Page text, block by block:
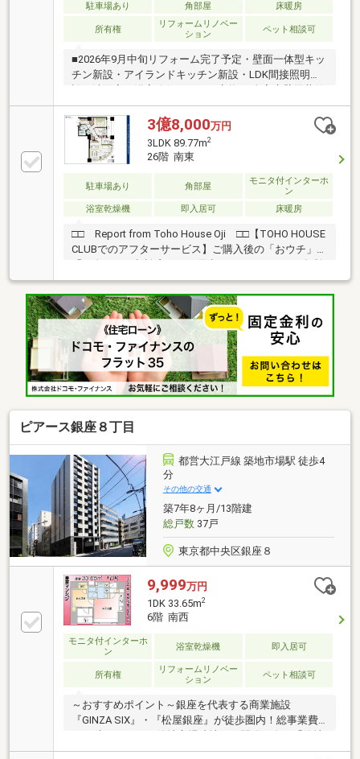
駐車場あり 角部屋 床暖房
所有権
リフォームリノベー
ション
ペット相談可
■2026年9月中旬リフォーム完了予定・壁面一体型キッ
チン新設・アイランドキッチン新設・LDK間接照明新
上げ改修・LD床暖房更新 等■ペット飼育可能（飼育
細則有）■24時間有人管理（夜間警備員常駐）■大成建
設株式会社施工の制震構造建築■専有面積97.46㎡の角
部屋
3億8,000万円
3LDK 89.77m2
26階 南東
駐車場あり 角部屋
モニタ付インターホ
ン
浴室乾燥機
即入居可 床暖房
□□ Report from Toho House Oji □□【TOHO HOUSE
CLUBでのアフターサービス】ご購入後の「おウチ」と
上昇時のリスクヘッジ、借換え相談、繰上返済のタイ
ミング、各種保険の見直し・・・etc・おウチの設備保
証や定期点検、駆け付けサービス・・・etc購入前のタ
イミングは勿論、購入後のご不安につきましてもご相
談可能です！まずはお気軽に現地をご覧下さいませ。
物件の詳細について、ご見学希望のお客様は下記番号
までお気軽にご連絡下さい。お問い合わせ専用フリー
ダイヤル ： ０１２０－６６１－０４０
ピアース銀座８丁目
都営大江戸線 築地市場駅 徒歩4
分
その他の交通
築7年8ヶ月/13階建
総戸数37戸
東京都中央区銀座８
9,999万円
1DK 33.65m2
6階 南西
モニタ付インターホ
ン
浴室乾燥機 即入居可
所有権
リフォームリノベー
ション
ペット相談可
～おすすめポイント～銀座を代表する商業施設
『GINZA SIX』・『松屋銀座』が徒歩圏内！総事業費
エリア」も生活圏です。～物件スペック～◆2019年築